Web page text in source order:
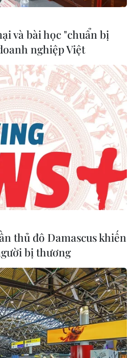
Triển vọng kinh tế
chắn"
tệ quốc tế Kristalina Georgieva
tại Ukraine đã gây thêm sức
năng lượng và tình hình tài
hơn dự báo.
sẽ hạ triển vọng tăng
cầu
tăng trưởng kinh tế toàn cầu
bản cập nhật sắp tới, giữa bối
và bài học "chuẩn bị
nghiệp Việt
thủ đô Damascus khiến
bị thương